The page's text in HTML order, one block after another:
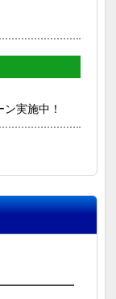
実施中！